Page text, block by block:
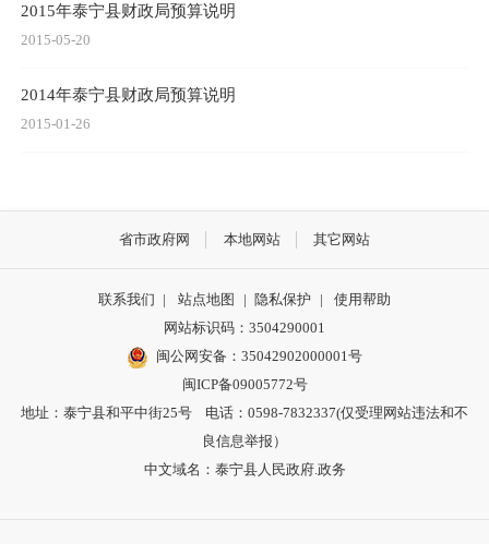
2015年泰宁县财政局预算说明
2015-05-20
2014年泰宁县财政局预算说明
2015-01-26
省市政府网 本地网站 其它网站
联系我们 | 站点地图 | 隐私保护 |
使用帮助
网站标识码：3504290001
闽公网安备：35042902000001号
闽ICP备09005772号
地址：泰宁县和平中街25号 电话：0598-7832337(仅受理网站违法和不
良信息举报）
中文域名：泰宁县人民政府.政务